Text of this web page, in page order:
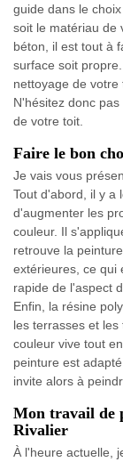
guide dans le
soit le matériau de
béton, il est tout à
surface soit
nettoyage de votre
N'hésitez donc
de votre toit.
Faire le bon
Je vais vous
Tout d'abord, il y a
d'augmenter les
couleur. Il
retrouve la
extérieures, ce qui
rapide de l'aspect
Enfin, la résine
les terrasses et
couleur vive tout
peinture est
invite alors à
Mon travail de
Rivalier
À l'heure actuelle,